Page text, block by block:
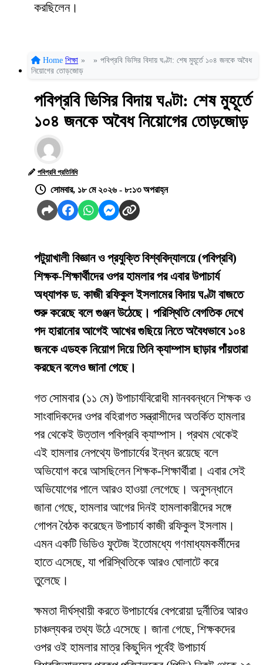
করছিলেন।
Home শিক্ষা » » পবিপ্রবি ভিসির বিদায় ঘণ্টা: শেষ মুহূর্তে ১০৪ জনকে অবৈধ
নিয়োগের তোড়জোড়
পবিপ্রবি ভিসির বিদায় ঘণ্টা: শেষ মুহূর্তে
১০৪ জনকে অবৈধ নিয়োগের তোড়জোড়
পবিপ্রবি প্রতিনিধি
সোমবার, ১৮ মে ২০২৬ - ৮:১৩ অপরাহ্ন
পটুয়াখালী বিজ্ঞান ও প্রযুক্তি বিশ্ববিদ্যালয়ে (পবিপ্রবি)
শিক্ষক-শিক্ষার্থীদের ওপর হামলার পর এবার উপাচার্য
অধ্যাপক ড. কাজী রফিকুল ইসলামের বিদায় ঘণ্টা বাজতে
শুরু করেছে বলে গুঞ্জন উঠেছে। পরিস্থিতি বেগতিক দেখে
পদ হারানোর আগেই আখের গুছিয়ে নিতে অবৈধভাবে ১০৪
জনকে এডহক নিয়োগ দিয়ে তিনি ক্যাম্পাস ছাড়ার পাঁয়তারা
করছেন বলেও জানা গেছে।
​গত সোমবার (১১ মে) উপাচার্যবিরোধী মানববন্ধনে শিক্ষক ও
সাংবাদিকদের ওপর বহিরাগত সন্ত্রাসীদের অতর্কিত হামলার
পর থেকেই উত্তাল পবিপ্রবি ক্যাম্পাস। প্রথম থেকেই
এই হামলার নেপথ্যে উপাচার্যের ইন্ধন রয়েছে বলে
অভিযোগ করে আসছিলেন শিক্ষক-শিক্ষার্থীরা। এবার সেই
অভিযোগের পালে আরও হাওয়া লেগেছে। অনুসন্ধানে
জানা গেছে, হামলার আগের দিনই হামলাকারীদের সঙ্গে
গোপন বৈঠক করেছেন উপাচার্য কাজী রফিকুল ইসলাম।
এমন একটি ভিডিও ফুটেজ ইতোমধ্যে গণমাধ্যমকর্মীদের
হাতে এসেছে, যা পরিস্থিতিকে আরও ঘোলাটে করে
তুলেছে।
​ক্ষমতা দীর্ঘস্থায়ী করতে উপাচার্যের বেপরোয়া দুর্নীতির আরও
চাঞ্চল্যকর তথ্য উঠে এসেছে। জানা গেছে, শিক্ষকদের
ওপর ওই হামলার মাত্র কিছুদিন পূর্বেই উপাচার্য